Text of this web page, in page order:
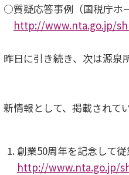
○質疑応答事例（国税庁ホ
http://www.nta.go.jp/
昨日に引き続き、次は源泉
新情報として、掲載されて
創業50周年を記念して
http://www.nta.go.jp/